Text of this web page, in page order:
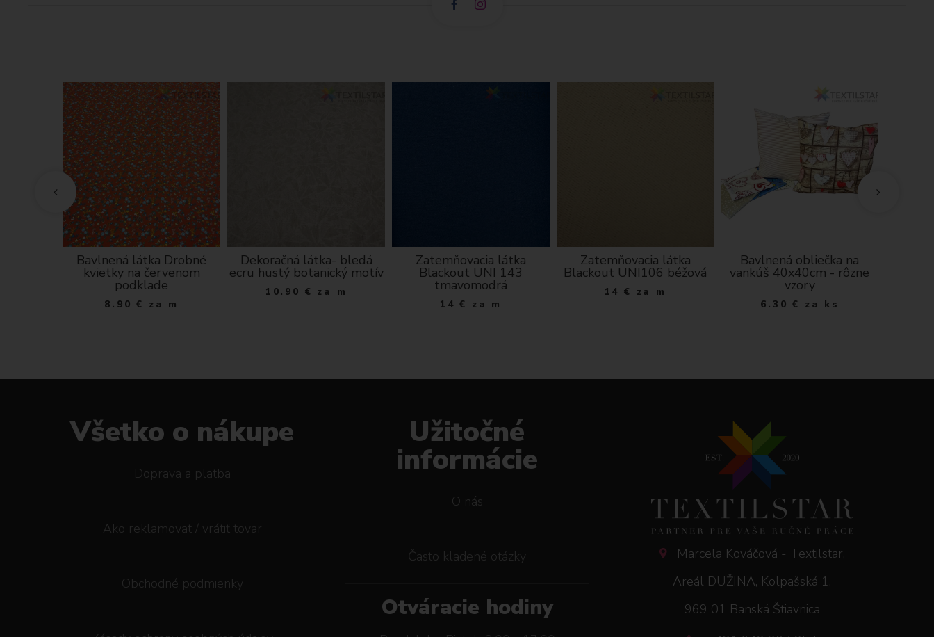
Bavlnená látka Drobné
kvietky na červenom
podklade
8.90 € za m
Dekoračná látka- bledá
ecru hustý botanický motív
10.90 € za m
Zatemňovacia látka
Blackout UNI 143
tmavomodrá
14 € za m
Zatemňovacia látka
Blackout UNI106 béžová
14 € za m
Bavlnená obliečka na
vankúš 40x40cm - rôzne
vzory
6.30 € za ks
Marcela Kováčová - Textilstar,
Areál DUŽINA, Kolpašská 1,
969 01 Banská Štiavnica
Všetko o nákupe
Doprava a platba
Ako reklamovat / vrátiť tovar
Obchodné podmienky
Užitočné
informácie
O nás
Často kladené otázky
Otváracie hodiny